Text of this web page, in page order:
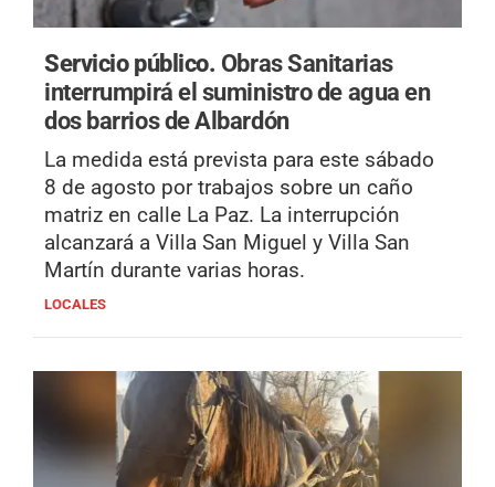
Servicio público. Obras Sanitarias
interrumpirá el suministro de agua en
dos barrios de Albardón
La medida está prevista para este sábado
8 de agosto por trabajos sobre un caño
matriz en calle La Paz. La interrupción
alcanzará a Villa San Miguel y Villa San
Martín durante varias horas.
LOCALES